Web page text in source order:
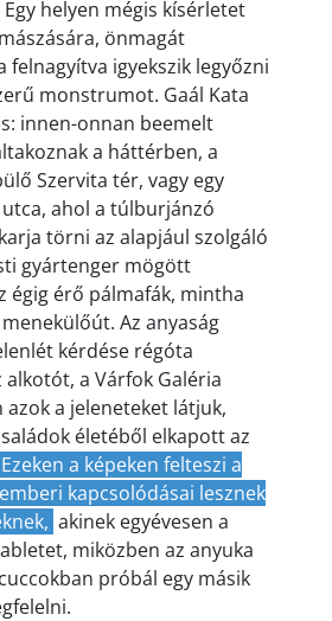
Egy helyen mégis kísérletet
önmagát
igyekszik legyőzni
monstrumot. Gaál Kata
innen-onnan beemelt
a háttérben, a
Szervita tér, vagy egy
ahol a túlburjánzó
törni az alapjául szolgáló
gyártenger mögött
égig érő pálmafák, mintha
Az anyaság
kérdése régóta
a Várfok Galéria
a jeleneteket látjuk,
életéből elkapott az
Ezeken a képeken felteszi a
kapcsolódásai lesznek
akinek egyévesen a
miközben az anyuka
próbál egy másik